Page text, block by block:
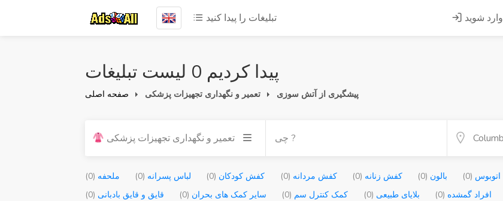
تبلیغات را پیدا کنید وارد شوید
پیدا کردیم 0 لیست تبلیغات
صفحه اصلی تعمیر و نگهداری تجهیزات پزشکی پیشگیری از آتش سوزی
تعمیر و نگهداری تجهیزات پزشکی
ملحفه (0) لباس پسرانه (0) کفش کودکان (0) کفش مردانه (0) کفش زنانه (0) بالون (0) اتوبوس (0)
قایق و قایق بادبانی (0) سایر کمک های بحران (0) کمک کنترل سم (0) بلایای طبیعی (0) افراد گمشده (0)